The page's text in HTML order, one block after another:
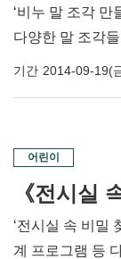
‘비누 말 조각 만
다양한 말 조각
보아요!!!
기간 2014-09-19(
어린이
‘전시실 속 비밀
계 프로그램 등